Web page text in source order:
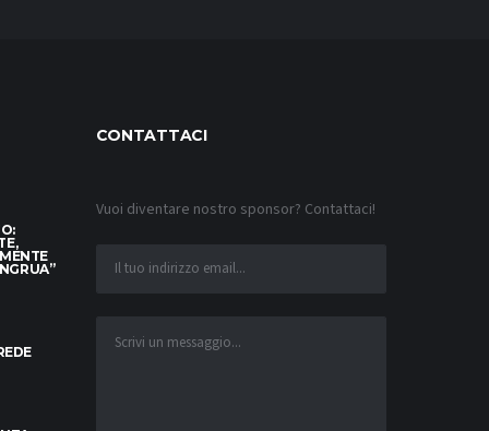
CONTATTACI
Vuoi diventare nostro sponsor? Contattaci!